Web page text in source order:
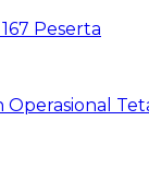
Peserta